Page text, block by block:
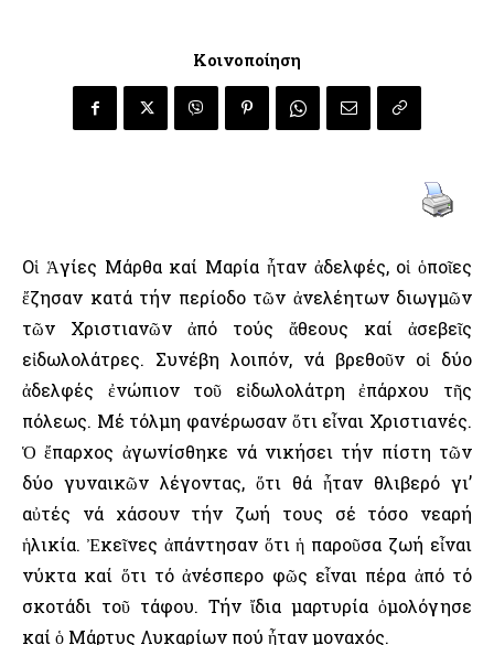
Κοινοποίηση
Οἱ Ἁγίες Μάρθα καί Μαρία ἦταν ἀδελφές, οἱ ὁποῖες
ἔζησαν κατά τήν περίοδο τῶν ἀνελέητων διωγμῶν
τῶν Χριστιανῶν ἀπό τούς ἄθεους καί ἀσεβεῖς
εἰδωλολάτρες. Συνέβη λοιπόν, νά βρεθοῦν οἱ δύο
ἀδελφές ἐνώπιον τοῦ εἰδωλολάτρη ἐπάρχου τῆς
πόλεως. Μέ τόλμη φανέρωσαν ὅτι εἶναι Χριστιανές.
Ὁ ἔπαρχος ἀγωνίσθηκε νά νικήσει τήν πίστη τῶν
δύο γυναικῶν λέγοντας, ὅτι θά ἦταν θλιβερό γι’
αὐτές νά χάσουν τήν ζωή τους σέ τόσο νεαρή
ἡλικία. Ἐκεῖνες ἀπάντησαν ὅτι ἡ παροῦσα ζωή εἶναι
νύκτα καί ὅτι τό ἀνέσπερο φῶς εἶναι πέρα ἀπό τό
σκοτάδι τοῦ τάφου. Τήν ἴδια μαρτυρία ὁμολόγησε
καί ὁ Μάρτυς Λυκαρίων πού ἦταν μοναχός.